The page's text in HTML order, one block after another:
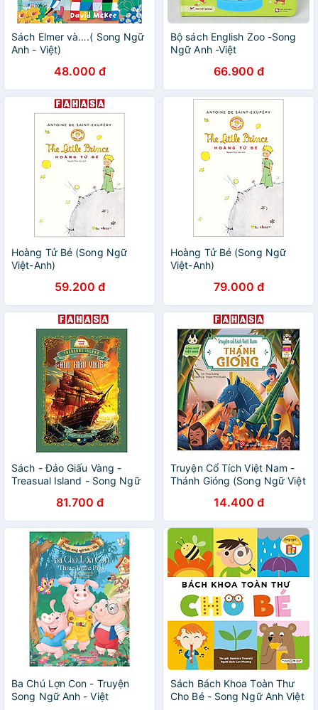
Sách Elmer và….( Song Ngữ
Anh - Việt)
48.000 đ
Bộ sách English Zoo -Song
Ngữ Anh -Việt
66.900 đ
Hoàng Tử Bé (Song Ngữ
Việt-Anh)
59.200 đ
Hoàng Tử Bé (Song Ngữ
Việt-Anh)
79.000 đ
Sách - Đảo Giấu Vàng -
Treasual Island - Song Ngữ
81.700 đ
Truyện Cổ Tích Việt Nam -
Thánh Gióng (Song Ngữ Việt
14.400 đ
Ba Chú Lợn Con - Truyện
Song Ngữ Anh - Việt
Sách Bách Khoa Toàn Thư
Cho Bé - Song Ngữ Anh Việt